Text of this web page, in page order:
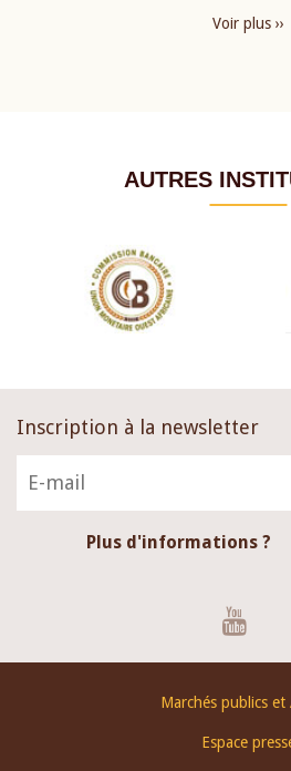
Voir plus ››
AUTRES
Inscription à la newsletter
Plus d'informations ?
Marchés publics et
Espace